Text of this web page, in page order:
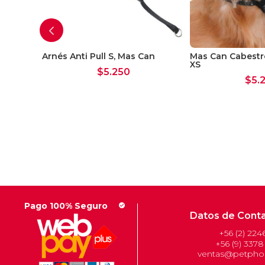
Arnés Anti Pull S, Mas Can
$5.250
Mas Can
XS
$
Pago 100% Seguro check_circle
Datos de
+56 (2)
+56 (9) 3378